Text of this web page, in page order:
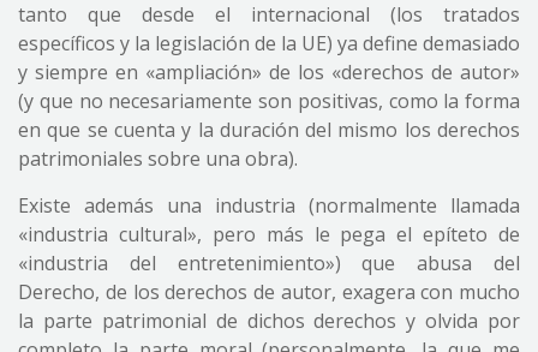
tanto que desde el internacional (los tratados
específicos y la legislación de la UE) ya define demasiado
y siempre en «ampliación» de los «derechos de autor»
(y que no necesariamente son positivas, como la forma
en que se cuenta y la duración del mismo los derechos
patrimoniales sobre una obra).
Existe además una industria (normalmente llamada
«industria cultural», pero más le pega el epíteto de
«industria del entretenimiento») que abusa del
Derecho, de los derechos de autor, exagera con mucho
la parte patrimonial de dichos derechos y olvida por